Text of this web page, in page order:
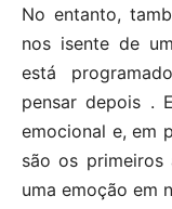
No entanto,
nos isente de
está
pensar depois .
emocional e, em
são os
uma emoção em